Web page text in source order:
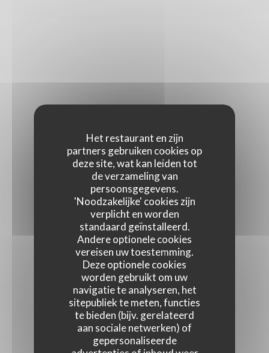
Het restaurant en zijn
partners gebruiken cookies op
deze site, wat kan leiden tot
de verzameling van
persoonsgegevens.
'Noodzakelijke' cookies zijn
verplicht en worden
standaard geïnstalleerd.
Andere optionele cookies
vereisen uw toestemming.
Deze optionele cookies
worden gebruikt om uw
navigatie te analyseren, het
sitepubliek te meten, functies
te bieden (bijv. gerelateerd
aan sociale netwerken) of
gepersonaliseerde